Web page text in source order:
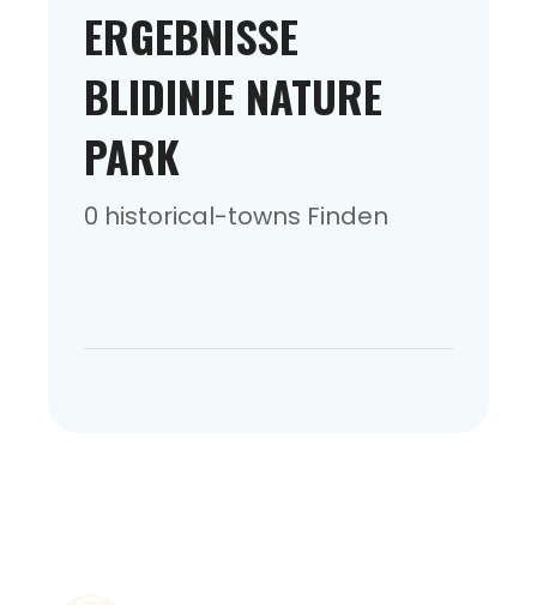
ERGEBNISSE
BLIDINJE NATURE
PARK
0 historical-towns Finden